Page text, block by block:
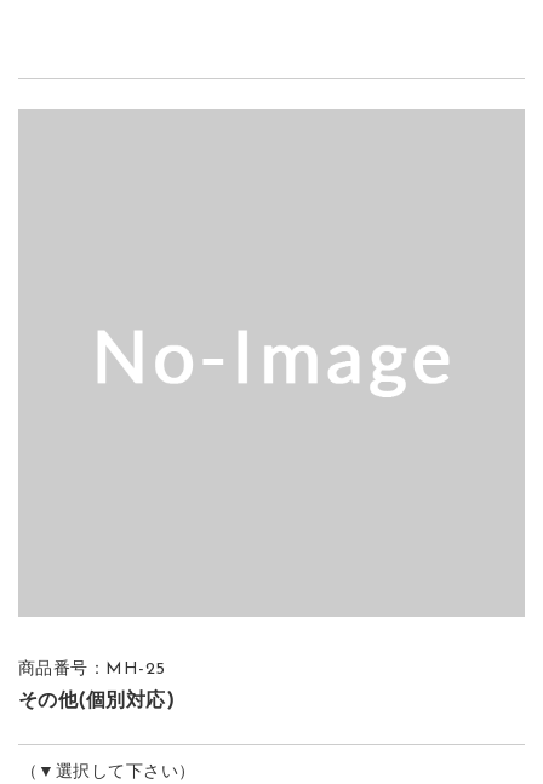
商品番号：MH-25
その他(個別対応)
（▼選択して下さい）